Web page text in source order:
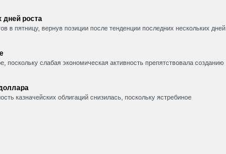
дней роста
пятницу, вернув позиции после тенденции последних нескольких дней.
поскольку слабая экономическая активность препятствовала созданию
казначейских облигаций снизилась, поскольку ястребиное